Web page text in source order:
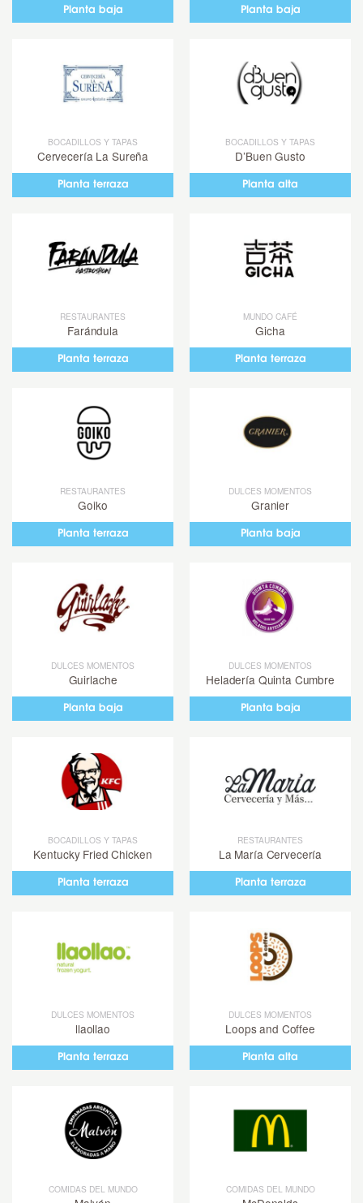
Planta baja Planta baja
BOCADILLOS Y TAPAS
Cervecería La Sureña
Planta terraza
BOCADILLOS Y TAPAS
D’Buen Gusto
Planta alta
RESTAURANTES
Farándula
Planta terraza
MUNDO CAFÉ
Gicha
Planta terraza
RESTAURANTES
Goiko
Planta terraza
DULCES MOMENTOS
Granier
Planta baja
DULCES MOMENTOS
Guirlache
Planta baja
DULCES MOMENTOS
Heladería Quinta Cumbre
Planta baja
BOCADILLOS Y TAPAS
Kentucky Fried Chicken
Planta terraza
RESTAURANTES
La María Cervecería
Planta terraza
DULCES MOMENTOS
llaollao
Planta terraza
DULCES MOMENTOS
Loops and Coffee
Planta alta
COMIDAS DEL MUNDO COMIDAS DEL MUNDO